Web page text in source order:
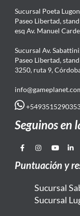
Sucursal Poeta
Paseo Libertad,
esq Av. Manuel
Sucursal Av.
Paseo Libertad,
3250, ruta 9,
Seguinos en
Puntuación y
Sucursal
Sucursal